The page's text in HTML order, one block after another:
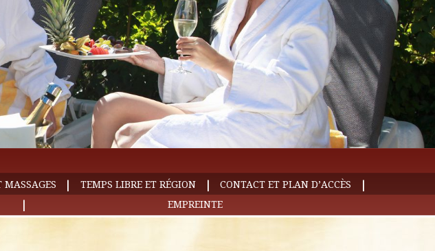
MASSAGES | TEMPS LIBRE ET RÉGION | CONTACT ET PLAN D’ACCÈS |
| EMPREINTE